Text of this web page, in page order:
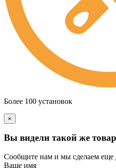
Более 100 установок
×
Вы видели такой же
Сообщите нам и мы сделаем еще
Ваше имя